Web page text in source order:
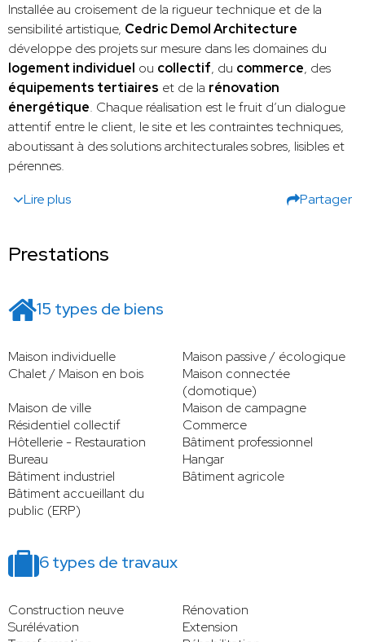
Installée au croisement de la rigueur technique et de la
sensibilité artistique, Cedric Demol Architecture
développe des projets sur mesure dans les domaines du
logement individuel ou collectif, du commerce, des
équipements tertiaires et de la rénovation
énergétique. Chaque réalisation est le fruit d’un dialogue
attentif entre le client, le site et les contraintes techniques,
aboutissant à des solutions architecturales sobres, lisibles et
pérennes.
Lire plus
Partager
Prestations
15 types de biens
Maison individuelle
Maison passive / écologique
Chalet / Maison en bois
Maison connectée
(domotique)
Maison de ville
Maison de campagne
Résidentiel collectif
Commerce
Hôtellerie - Restauration
Bâtiment professionnel
Bureau
Hangar
Bâtiment industriel
Bâtiment agricole
Bâtiment accueillant du
public (ERP)
6 types de travaux
Construction neuve
Rénovation
Surélévation
Extension